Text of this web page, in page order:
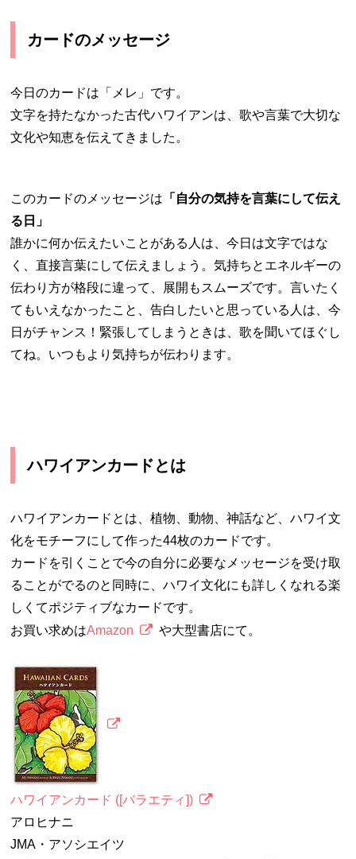
カードのメッセージ
今日のカードは「メレ」です。
文字を持たなかった古代ハワイアンは、歌や言葉で大切な
文化や知恵を伝えてきました。
このカードのメッセージは 「自分の気持を言葉にして伝え
る日」
誰かに何か伝えたいことがある人は、今日は文字ではな
く、直接言葉にして伝えましょう。気持ちとエネルギーの
伝わり方が格段に違って、展開もスムーズです。言いたく
てもいえなかったこと、告白したいと思っている人は、今
日がチャンス！緊張してしまうときは、歌を聞いてほぐし
てね。いつもより気持ちが伝わります。
ハワイアンカードとは
ハワイアンカードとは、植物、動物、神話など、ハワイ文
化をモチーフにして作った44枚のカードです。
カードを引くことで今の自分に必要なメッセージを受け取
ることがでるのと同時に、ハワイ文化にも詳しくなれる楽
しくてポジティブなカードです。
お買い求めはAmazon や大型書店にて。
ハワイアンカード ([バラエティ])
アロヒナニ
JMA・アソシエイツ